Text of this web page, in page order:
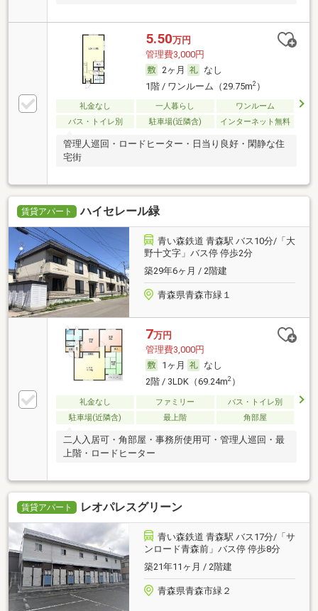
5.50万円
管理費3,000円
2ヶ月
なし
1階 / ワンルーム（29.75m2）
礼金なし 一人暮らし
ワンルーム
バス・トイレ別
駐車場(近隣含) インターネット無料
管理人巡回・ロードヒーター・日当り良好・閑静な住
宅街
賃貸アパート ハイセレール緑
青い森鉄道 青森駅 バス10分/「大
野十文字」バス停 停歩2分
築29年6ヶ月 / 2階建
青森県青森市緑１
7万円
管理費3,000円
1ヶ月
なし
2階 / 3LDK（69.24m2）
礼金なし ファミリー
バス・トイレ別
駐車場(近隣含)
最上階 角部屋
二人入居可・角部屋・事務所使用可・管理人巡回・最
上階・ロードヒーター
賃貸アパート レオパレスグリーン
青い森鉄道 青森駅 バス17分/「サ
ンロード青森前」バス停 停歩8分
築21年11ヶ月 / 2階建
青森県青森市緑２